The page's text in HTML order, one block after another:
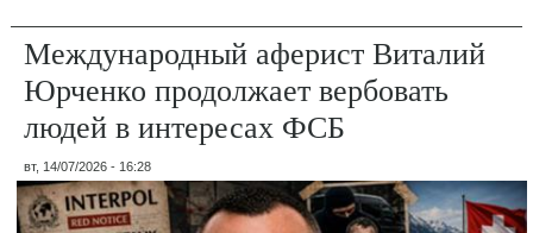
Международный аферист Виталий
Юрченко продолжает вербовать
людей в интересах ФСБ
вт, 14/07/2026 - 16:28